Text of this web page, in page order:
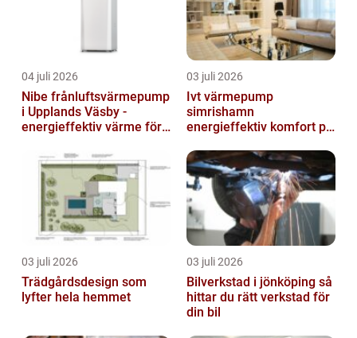
04 juli 2026
Nibe frånluftsvärmepump
i Upplands Väsby -
energieffektiv värme för
03 juli 2026
Ivt värmepump
simrishamn
energieffektiv komfort på
03 juli 2026
Trädgårdsdesign som
lyfter hela hemmet
03 juli 2026
Bilverkstad i jönköping så
hittar du rätt verkstad för
din bil